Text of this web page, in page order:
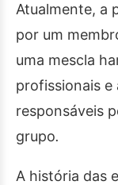
Atualmente, a
por um
uma mescla
profissionais e
responsáveis
grupo.
A história das